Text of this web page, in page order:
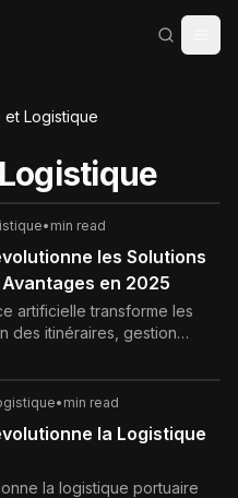
Logistique
• min read
les Solutions
en 2025
artificielle transforme les
des itinéraires, gestion
• min read
la Logistique
la logistique portuaire